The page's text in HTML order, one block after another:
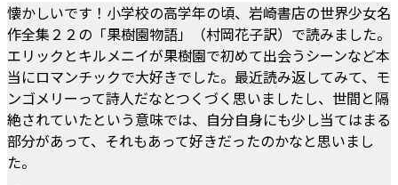
懐かしいです！小学校の高学年の頃、岩崎書店の世界少女名
作全集２２の「果樹園物語」（村岡花子訳）で読みました。
エリックとキルメニイが果樹園で初めて出会うシーンなど本
当にロマンチックで大好きでした。最近読み返してみて、モ
ンゴメリーって詩人だなとつくづく思いましたし、世間と隔
絶されていたという意味では、自分自身にも少し当てはまる
部分があって、それもあって好きだったのかなと思いまし
た。